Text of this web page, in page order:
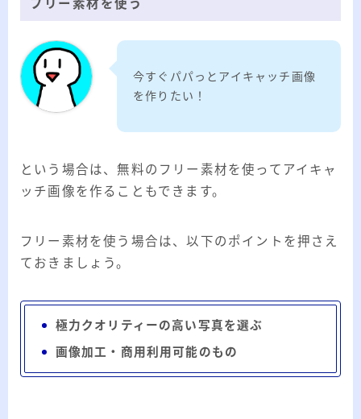
フリー素材を使う
今すぐパパっとアイキャッチ画像
を作りたい！
という場合は、無料のフリー素材を使ってアイキャ
ッチ画像を作ることもできます。
フリー素材を使う場合は、以下のポイントを押さえ
ておきましょう。
極力クオリティーの高い写真を選ぶ
画像加工・商用利用可能のもの